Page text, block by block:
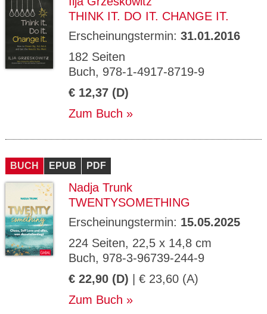
THINK IT. DO IT. CHANGE IT.
Erscheinungstermin: 31.01.2016
182 Seiten
Buch, 978-1-4917-8719-9
€ 12,37 (D)
Zum Buch
BUCH EPUB PDF
Nadja Trunk
TWENTYSOMETHING
Erscheinungstermin: 15.05.2025
224 Seiten, 22,5 x 14,8 cm
Buch, 978-3-96739-244-9
€ 22,90 (D) | € 23,60 (A)
Zum Buch